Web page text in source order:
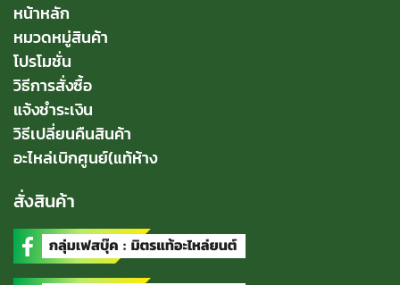
หน้าหลัก
หมวดหมู่สินค้า
โปรโมชั่น
วิธีการสั่งซื้อ
แจ้งชำระเงิน
วิธีเปลี่ยนคืนสินค้า
อะไหล่เบิกศูนย์(แท้ห้าง
สั่งสินค้า